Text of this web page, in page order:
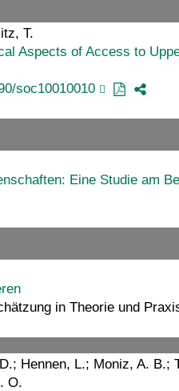
T.
Aspects of Access to
soc10010010
Eine Studie am
in Theorie und
Hennen, L.; Moniz, A.
O.